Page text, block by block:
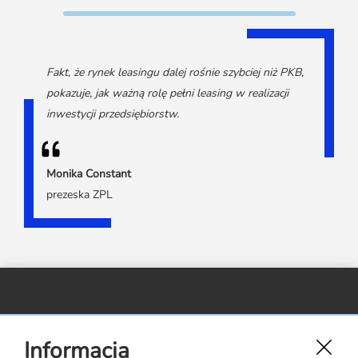
Partnerzy ZPL
Materiały do pobrania
Klauzule informacyjne
Informacja
Fakt, że rynek leasingu dalej rośnie szybciej niż PKB,
pokazuje, jak ważną rolę pełni leasing w realizacji
inwestycji przedsiębiorstw.
Monika Constant
prezeska ZPL